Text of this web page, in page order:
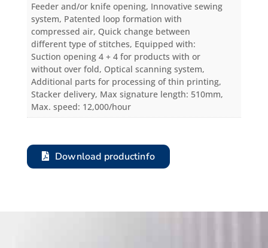
Feeder and/or knife opening, Innovative sewing
system, Patented loop formation with
compressed air, Quick change between
different type of stitches, Equipped with:
Suction opening 4 + 4 for products with or
without over fold, Optical scanning system,
Additional parts for processing of thin printing,
Stacker delivery, Max signature length: 510mm,
Max. speed: 12,000/hour
Download productinfo